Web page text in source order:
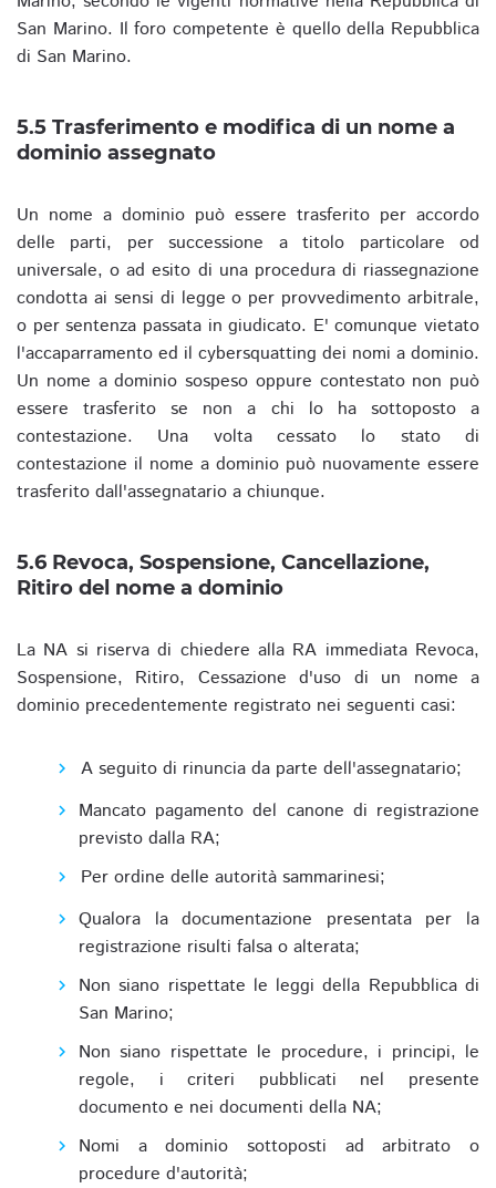
San Marino. Il foro competente è quello della Repubblica
di San Marino.
5.5 Trasferimento e modifica di un nome a
dominio assegnato
Un nome a dominio può essere trasferito per accordo
delle parti, per successione a titolo particolare od
universale, o ad esito di una procedura di riassegnazione
condotta ai sensi di legge o per provvedimento arbitrale,
o per sentenza passata in giudicato. E' comunque vietato
l'accaparramento ed il cybersquatting dei nomi a dominio.
Un nome a dominio sospeso oppure contestato non può
essere trasferito se non a chi lo ha sottoposto a
contestazione. Una volta cessato lo stato di
contestazione il nome a dominio può nuovamente essere
trasferito dall'assegnatario a chiunque.
5.6 Revoca, Sospensione, Cancellazione,
Ritiro del nome a dominio
La NA si riserva di chiedere alla RA immediata Revoca,
Sospensione, Ritiro, Cessazione d'uso di un nome a
dominio precedentemente registrato nei seguenti casi:
A seguito di rinuncia da parte dell'assegnatario;
Mancato pagamento del canone di registrazione
previsto dalla RA;
Per ordine delle autorità sammarinesi;
Qualora la documentazione presentata per la
registrazione risulti falsa o alterata;
Non siano rispettate le leggi della Repubblica di
San Marino;
Non siano rispettate le procedure, i principi, le
regole, i criteri pubblicati nel presente
documento e nei documenti della NA;
Nomi a dominio sottoposti ad arbitrato o
procedure d'autorità;